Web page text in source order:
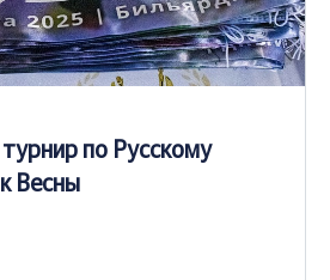
турнир по Русскому
Весны